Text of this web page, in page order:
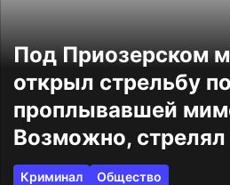
Под Приозерском
открыл стрельбу
проплывавшей
Возможно, стрелял
Криминал
Общество